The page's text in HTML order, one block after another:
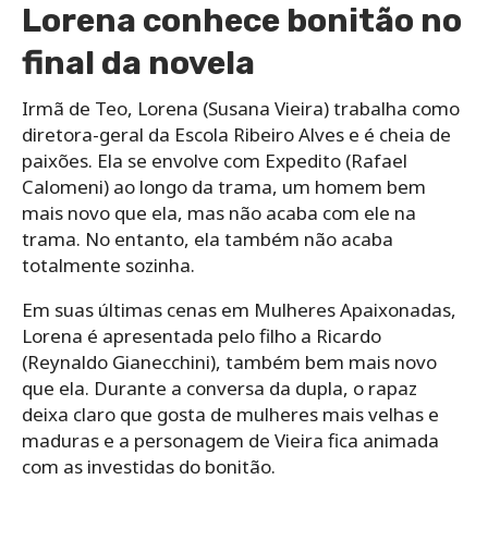
Lorena conhece bonitão no
final da novela
Irmã de Teo, Lorena (Susana Vieira) trabalha como
diretora-geral da Escola Ribeiro Alves e é cheia de
paixões. Ela se envolve com Expedito (Rafael
Calomeni) ao longo da trama, um homem bem
mais novo que ela, mas não acaba com ele na
trama. No entanto, ela também não acaba
totalmente sozinha.
Em suas últimas cenas em Mulheres Apaixonadas,
Lorena é apresentada pelo filho a Ricardo
(Reynaldo Gianecchini), também bem mais novo
que ela. Durante a conversa da dupla, o rapaz
deixa claro que gosta de mulheres mais velhas e
maduras e a personagem de Vieira fica animada
com as investidas do bonitão.